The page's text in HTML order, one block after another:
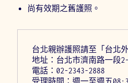
尚有效期之舊護照。
台北親辦護照請至「台北
地址：台北市濟南路一段
電話：02-2343-2888